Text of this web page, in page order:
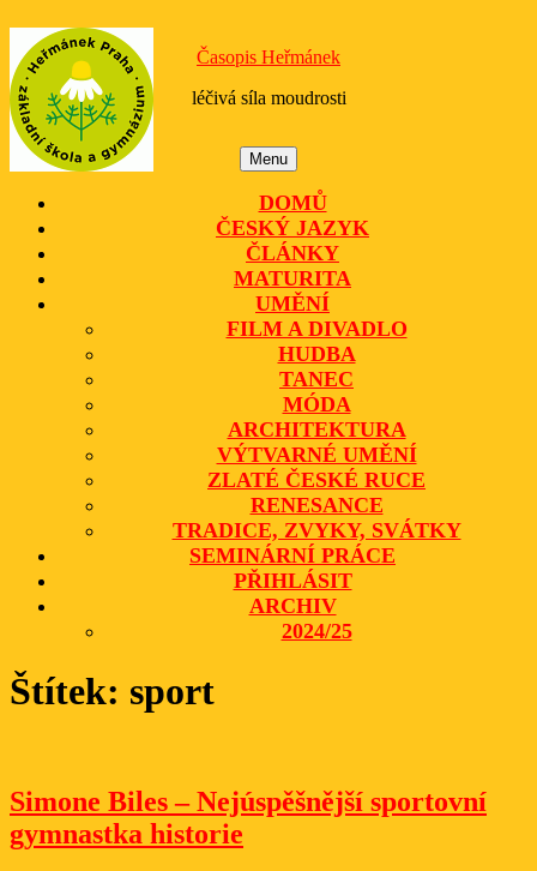
content
Časopis Heřmánek
léčivá síla moudrosti
MenuMenu
DOMŮ
ČESKÝ JAZYK
ČLÁNKY
MATURITA
UMĚNÍ
FILM A DIVADLO
HUDBA
TANEC
MÓDA
ARCHITEKTURA
VÝTVARNÉ UMĚNÍ
ZLATÉ ČESKÉ RUCE
RENESANCE
TRADICE, ZVYKY, SVÁTKY
SEMINÁRNÍ PRÁCE
PŘIHLÁSIT
ARCHIV
2024/25
Štítek: sport
Simone Biles – Nejúspěšnější sportovní
gymnastka historie